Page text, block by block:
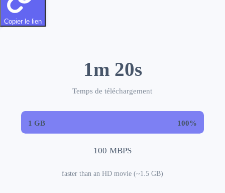
Copier le lien
1 GB 100%
1m 20s
Temps de téléchargement
100 MBPS
faster than an HD movie (~1.5 GB)